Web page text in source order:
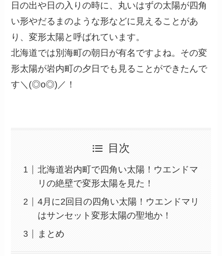
日の出や日の入りの時に、丸いはずの太陽が四角
い形やだるまのような形などに見えることがあ
り、変形太陽と呼ばれています。
北海道では別海町の朝日が有名ですよね。その変
形太陽が岩内町の夕日でも見ることができたんで
す＼(◎o◎)／！
目次
北海道岩内町で四角い太陽！ウエンドマ
リの絶壁で変形太陽を見た！
4月に2回目の四角い太陽！ウエンドマリ
はサンセット変形太陽の聖地か！
まとめ